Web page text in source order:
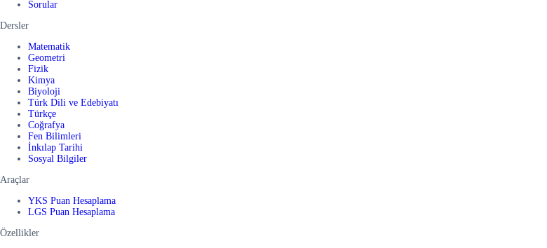
Sorular
Dersler
Matematik
Geometri
Fizik
Kimya
Biyoloji
Türk Dili ve Edebiyatı
Türkçe
Coğrafya
Fen Bilimleri
İnkılap Tarihi
Sosyal Bilgiler
Araçlar
YKS Puan Hesaplama
LGS Puan Hesaplama
Özellikler